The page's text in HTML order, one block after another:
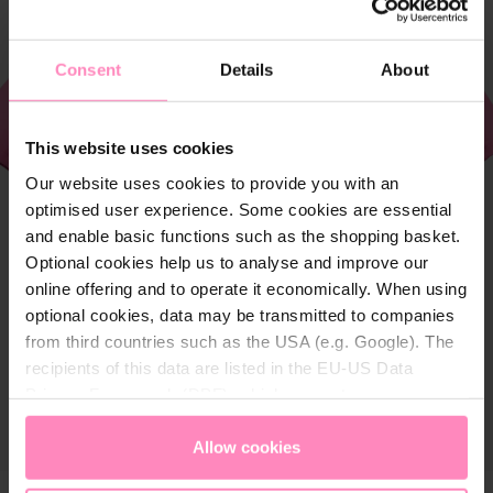
Consent Details About
This website uses cookies
Our website uses cookies to provide you with an
optimised user experience. Some cookies are essential
and enable basic functions such as the shopping basket.
Optional cookies help us to analyse and improve our
online offering and to operate it economically. When using
optional cookies, data may be transmitted to companies
from third countries such as the USA (e.g. Google). The
recipients of this data are listed in the EU-US Data
appropriate level of data protection. You canaccept all
only allow necessary cookies
access and change your chosen setting at any time in
Allow cookies